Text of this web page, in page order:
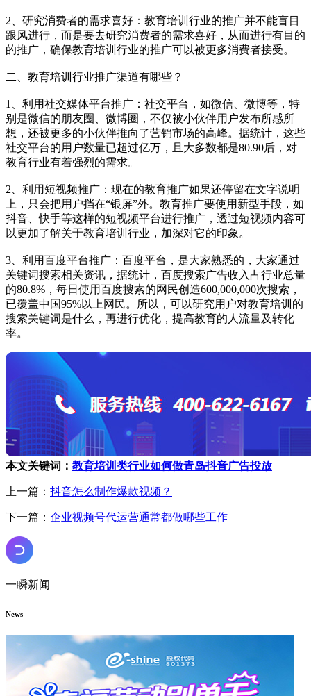
2、研究消费者的需求喜好：教育培训行业的推广并不能盲目
跟风进行，而是要去研究消费者的需求喜好，从而进行有目的
的推广，确保教育培训行业的推广可以被更多消费者接受。
二、教育培训行业推广渠道有哪些？
1、利用社交媒体平台推广：社交平台，如微信、微博等，特
别是微信的朋友圈、微博圈，不仅被小伙伴用户发布所感所
想，还被更多的小伙伴推向了营销市场的高峰。据统计，这些
社交平台的用户数量已超过亿万，且大多数都是80.90后，对
教育行业有着强烈的需求。
2、利用短视频推广：现在的教育推广如果还停留在文字说明
上，只会把用户挡在“银屏”外。教育推广要使用新型手段，如
抖音、快手等这样的短视频平台进行推广，透过短视频内容可
以更加了解关于教育培训行业，加深对它的印象。
3、利用百度平台推广：百度平台，是大家熟悉的，大家通过
关键词搜索相关资讯，据统计，百度搜索广告收入占行业总量
的80.8%，每日使用百度搜索的网民创造600,000,000次搜索，
已覆盖中国95%以上网民。所以，可以研究用户对教育培训的
搜索关键词是什么，再进行优化，提高教育的人流量及转化
率。
本文关键词： 教育培训类行业如何做青岛抖音广告投放
上一篇： 抖音怎么制作爆款视频？
下一篇： 企业视频号代运营通常都做哪些工作
一瞬新闻
News